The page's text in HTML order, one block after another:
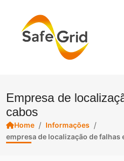
Empresa de
cabos
Home / Informações /
empresa de localização de falhas